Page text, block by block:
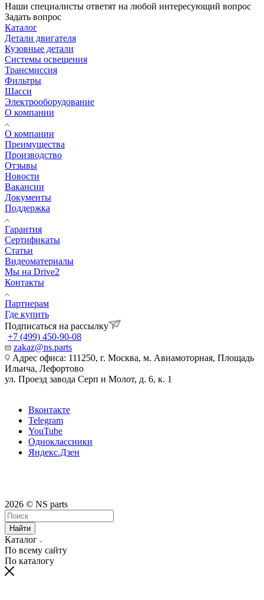
Наши специалисты ответят на любой интересующий вопрос
Задать вопрос
Каталог
Детали двигателя
Кузовные детали
Системы освещения
Трансмиссия
Фильтры
Шасси
Электрооборудование
О компании
О компании
Преимущества
Производство
Отзывы
Новости
Вакансии
Документы
Поддержка
Гарантия
Сертификаты
Статьи
Видеоматериалы
Мы на Drive2
Контакты
Партнерам
Где купить
Подписаться на рассылку
+7 (499) 450-90-08
zakaz@ns.parts
Адрес офиса: 111250, г. Москва, м. Авиамоторная, Площадь
Ильича, Лефортово
ул. Проезд завода Серп и Молот, д. 6, к. 1
Вконтакте
Telegram
YouTube
Одноклассники
Яндекс.Дзен
2026 © NS parts
Найти
Каталог
По всему сайту
По каталогу